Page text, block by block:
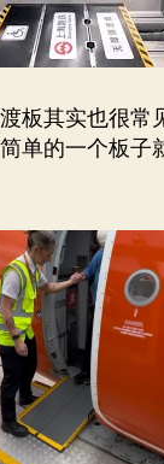
板其实也很常
单的一个板子